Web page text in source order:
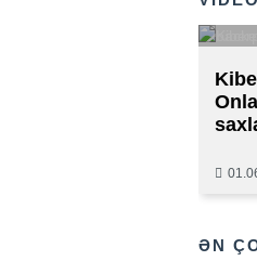
FT
ƏN